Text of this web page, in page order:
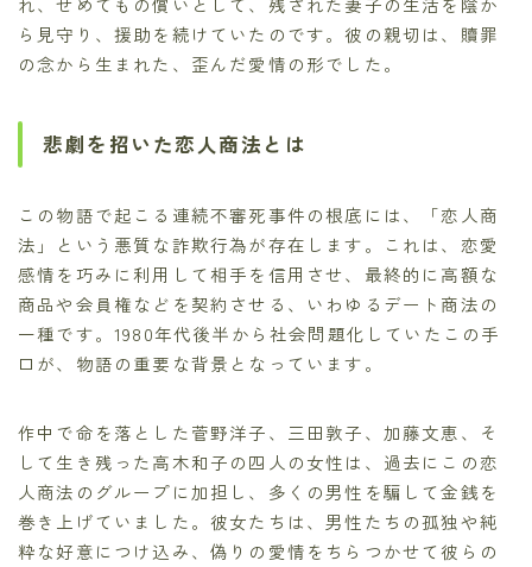
ら見守り、援助を続けていたのです。彼の親切は、贖罪
の念から生まれた、歪んだ愛情の形でした。
悲劇を招いた恋人商法とは
この物語で起こる連続不審死事件の根底には、「恋人商
法」という悪質な詐欺行為が存在します。これは、恋愛
感情を巧みに利用して相手を信用させ、最終的に高額な
商品や会員権などを契約させる、いわゆるデート商法の
一種です。1980年代後半から社会問題化していたこの手
口が、物語の重要な背景となっています。
作中で命を落とした菅野洋子、三田敦子、加藤文恵、そ
して生き残った高木和子の四人の女性は、過去にこの恋
人商法のグループに加担し、多くの男性を騙して金銭を
巻き上げていました。彼女たちは、男性たちの孤独や純
粋な好意につけ込み、偽りの愛情をちらつかせて彼らの